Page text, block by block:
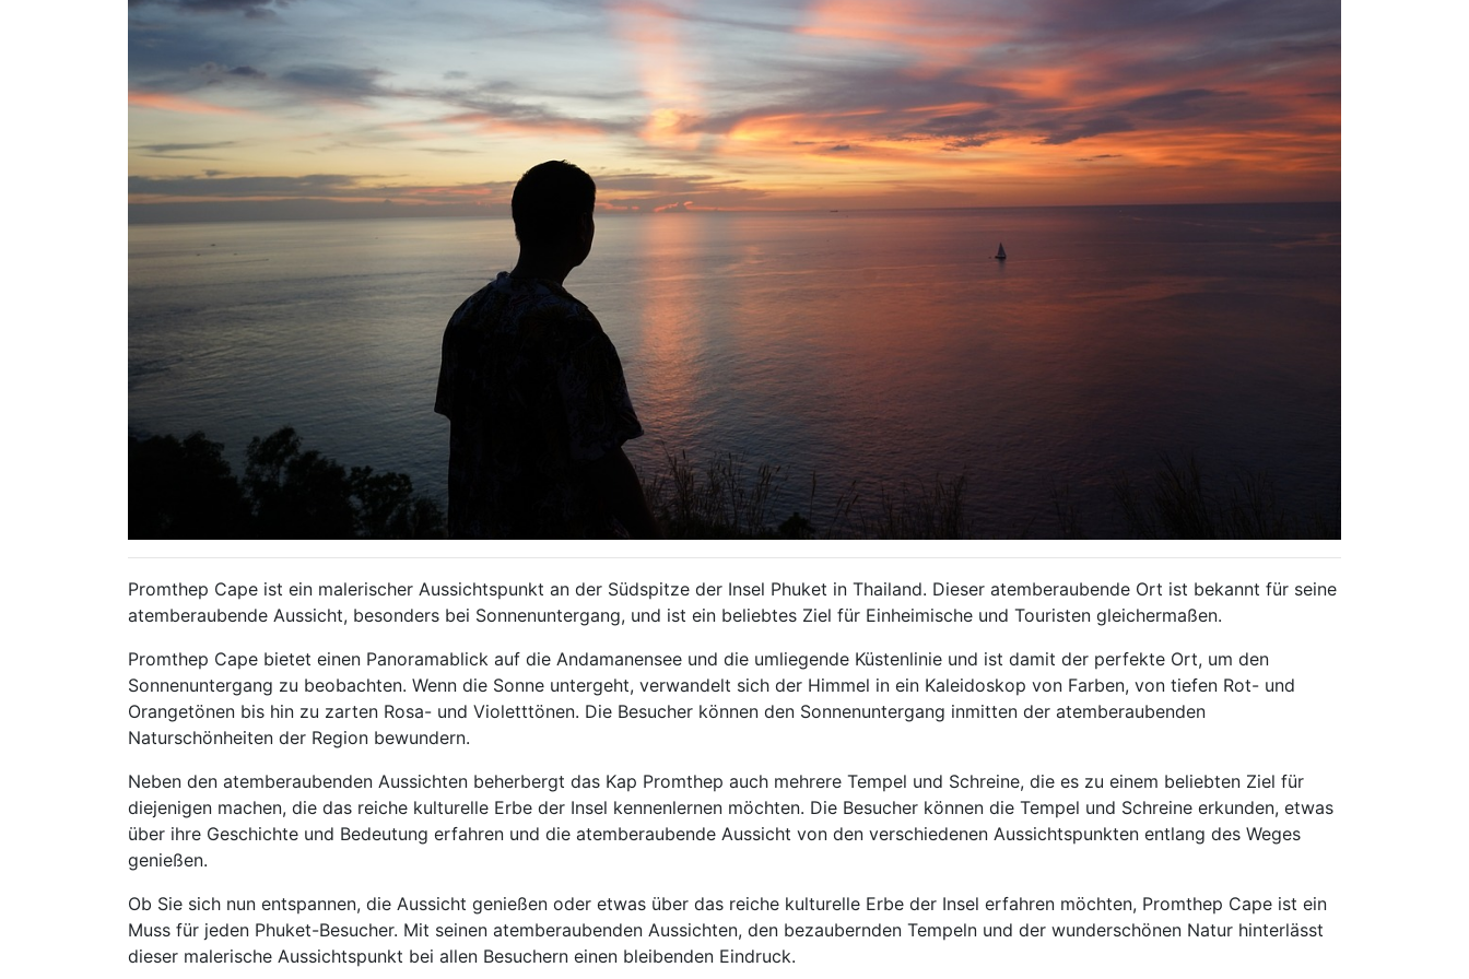
Promthep Cape ist ein malerischer Aussichtspunkt an der Südspitze der Insel Phuket in Thailand. Dieser atemberaubende Ort ist bekannt für seine
atemberaubende Aussicht, besonders bei Sonnenuntergang, und ist ein beliebtes Ziel für Einheimische und Touristen gleichermaßen.
Promthep Cape bietet einen Panoramablick auf die Andamanensee und die umliegende Küstenlinie und ist damit der perfekte Ort, um den
Sonnenuntergang zu beobachten. Wenn die Sonne untergeht, verwandelt sich der Himmel in ein Kaleidoskop von Farben, von tiefen Rot- und
Orangetönen bis hin zu zarten Rosa- und Violetttönen. Die Besucher können den Sonnenuntergang inmitten der atemberaubenden
Naturschönheiten der Region bewundern.
Neben den atemberaubenden Aussichten beherbergt das Kap Promthep auch mehrere Tempel und Schreine, die es zu einem beliebten Ziel für
diejenigen machen, die das reiche kulturelle Erbe der Insel kennenlernen möchten. Die Besucher können die Tempel und Schreine erkunden, etwas
über ihre Geschichte und Bedeutung erfahren und die atemberaubende Aussicht von den verschiedenen Aussichtspunkten entlang des Weges
genießen.
Ob Sie sich nun entspannen, die Aussicht genießen oder etwas über das reiche kulturelle Erbe der Insel erfahren möchten, Promthep Cape ist ein
Muss für jeden Phuket-Besucher. Mit seinen atemberaubenden Aussichten, den bezaubernden Tempeln und der wunderschönen Natur hinterlässt
dieser malerische Aussichtspunkt bei allen Besuchern einen bleibenden Eindruck.